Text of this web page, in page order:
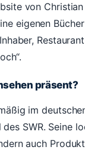
von
eigenen
präsent?
im
des SWR. Seine
auch